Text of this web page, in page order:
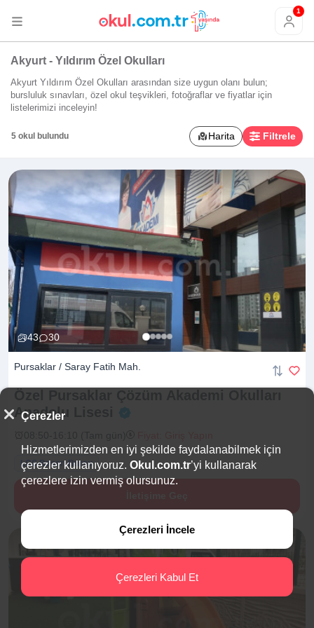
1
Akyurt - Yıldırım Özel Okulları
Akyurt Yıldırım Özel Okulları arasından size uygun olanı bulun;
bursluluk sınavları, özel okul teşvikleri, fotoğraflar ve fiyatlar için
listelerimizi inceleyin!
5 okul bulundu Harita Filtrele
43 30
Pursaklar / Saray Fatih Mah.
Anadolu
LGS Başarı Bursu
Çerezler
Hizmetlerimizden en iyi şekilde faydalanabilmek için
çerezler kullanıyoruz. Okul.com.tr’yi kullanarak
çerezlere izin vermiş olursunuz.
Çerezleri İncele
Çerezleri Kabul Et